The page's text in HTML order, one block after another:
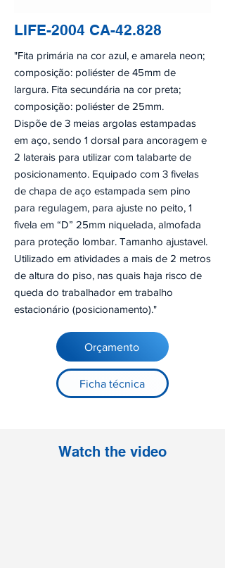
LIFE-2004 CA-42.828
"Fita primária na cor azul, e amarela neon;
composição: poliéster de 45mm de
largura. Fita secundária na cor preta;
composição: poliéster de 25mm.
Dispõe de 3 meias argolas estampadas
em aço, sendo 1 dorsal para ancoragem e
2 laterais para utilizar com talabarte de
posicionamento. Equipado com 3 fivelas
de chapa de aço estampada sem pino
para regulagem, para ajuste no peito, 1
fivela em “D” 25mm niquelada, almofada
para proteção lombar. Tamanho ajustavel.
Utilizado em atividades a mais de 2 metros
de altura do piso, nas quais haja risco de
queda do trabalhador em trabalho
estacionário (posicionamento)."
Orçamento
Ficha técnica
Watch the video